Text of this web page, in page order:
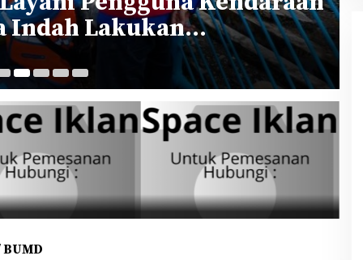
Indah Lakukan
Daya
BUMD